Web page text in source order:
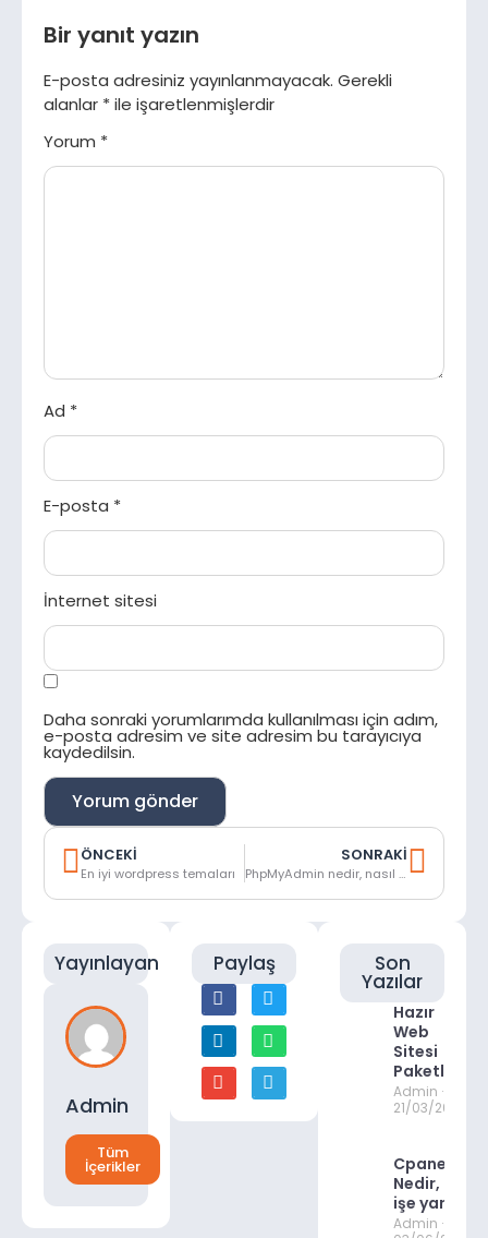
Bir yanıt yazın
E-posta adresiniz yayınlanmayacak. Gerekli
alanlar *ile işaretlenmişlerdir
Yorum *
Ad *
E-posta *
İnternet sitesi
Daha sonraki yorumlarımda kullanılması için adım,
e-posta adresim ve site adresim bu tarayıcıya
kaydedilsin.
ÖNCEKI
En iyi wordpress temaları
SONRAKI
PhpMyAdmin nedir, nasıl kullanılır?
Yayınlayan
Admin
Tüm
İçerikler
Paylaş Son
Yazılar
Hazır
Web
Sitesi
Paketleri
Admin
21/03/2026
Cpanel
Nedir, ne
işe yarar?
Admin